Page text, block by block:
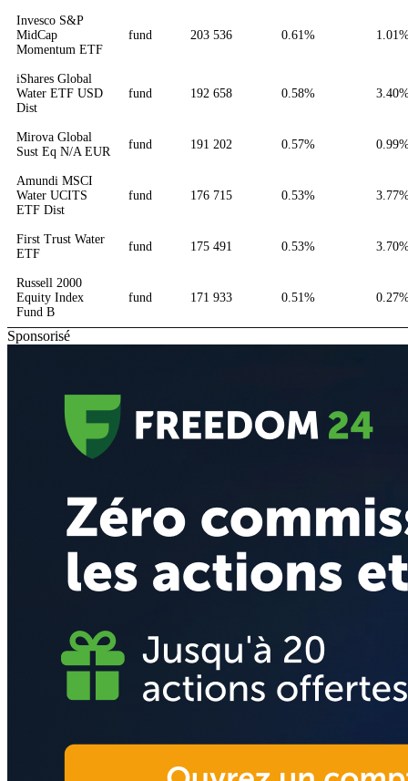
Invesco S&P
MidCap
Momentum ETF
fund 203 536 0.61%
iShares Global
Water ETF USD
Dist
fund 192 658 0.58%
Mirova Global
Sust Eq N/A EUR
fund 191 202 0.57%
Amundi MSCI
Water UCITS
ETF Dist
fund 176 715 0.53%
First Trust Water
ETF
fund 175 491 0.53%
Russell 2000
Equity Index
Fund B
fund 171 933 0.51%
Sponsorisé